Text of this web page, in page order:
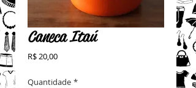
Caneca Itaú
R$ 20,00Preço
Quantidade *